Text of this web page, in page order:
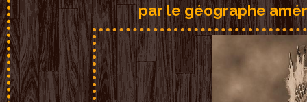
par le géographe